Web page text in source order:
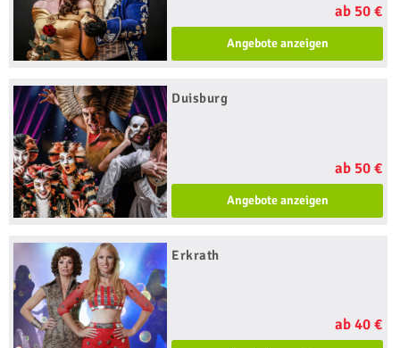
ab 50 €
Angebote anzeigen
Duisburg
ab 50 €
Angebote anzeigen
Erkrath
ab 40 €